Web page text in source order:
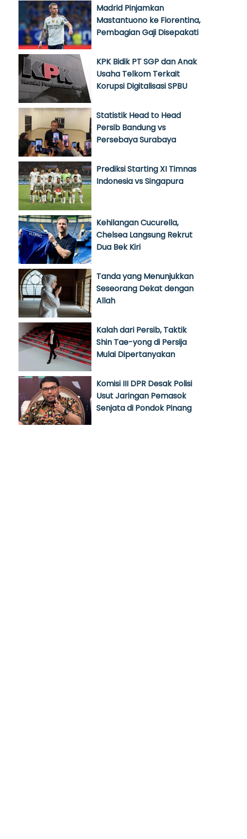
Madrid Pinjamkan
Mastantuono ke Fiorentina,
Pembagian Gaji Disepakati
KPK Bidik PT SGP dan Anak
Usaha Telkom Terkait
Korupsi Digitalisasi SPBU
Statistik Head to Head
Persib Bandung vs
Persebaya Surabaya
Prediksi Starting XI Timnas
Indonesia vs Singapura
Kehilangan Cucurella,
Chelsea Langsung Rekrut
Dua Bek Kiri
Tanda yang Menunjukkan
Seseorang Dekat dengan
Allah
Kalah dari Persib, Taktik
Shin Tae-yong di Persija
Mulai Dipertanyakan
Komisi III DPR Desak Polisi
Usut Jaringan Pemasok
Senjata di Pondok Pinang